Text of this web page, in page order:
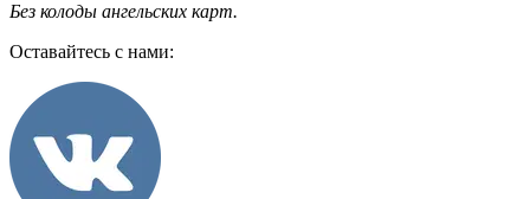
Без колоды ангельских карт.
Оставайтесь с нами: